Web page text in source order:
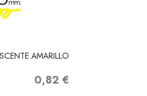
AMARILLO
Precio
0,82 €